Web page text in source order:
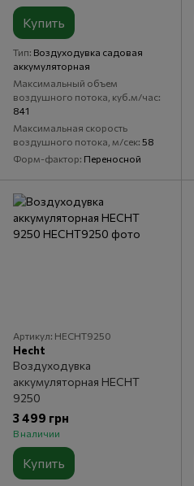
Купить
Тип Воздуходувка садовая
аккумуляторная
Максимальный объем
воздушного потока, куб.м/час
841
Максимальная скорость
воздушного потока, м/сек 58
Форм-фактор Переносной
Артикул: HECHT9250
Hecht
Воздуходувка
аккумуляторная HECHT
9250
3 499 грн
В наличии
Купить